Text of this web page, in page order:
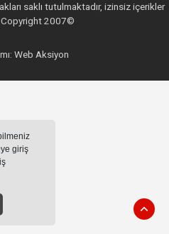
giriş
saklı tutulmaktadır, izinsiz içerikler
Copyright 2007©
Web Aksiyon